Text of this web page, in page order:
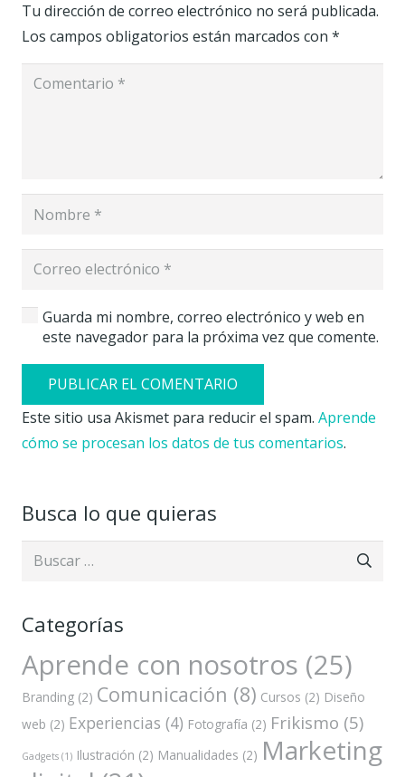
Tu dirección de correo electrónico no será publicada.
Los campos obligatorios están marcados con *
Guarda mi nombre, correo electrónico y web en
este navegador para la próxima vez que comente.
PUBLICAR EL COMENTARIO
Este sitio usa Akismet para reducir el spam. Aprende
cómo se procesan los datos de tus comentarios.
Busca lo que quieras
Buscar:
Categorías
Aprende con nosotros (25)
Branding (2) Comunicación (8) Cursos (2) Diseño
web (2) Experiencias (4) Fotografía (2) Frikismo (5)
Gadgets (1) Ilustración (2) Manualidades (2) Marketing